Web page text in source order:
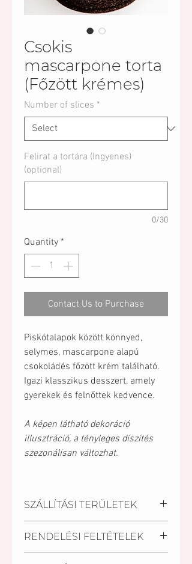
Csokis
mascarpone torta
(Főzött krémes)
Number of slices *
Felirat a tortára (Ingyenes)
(optional)
0/30
Quantity *
Contact Us to Purchase
Piskótalapok között könnyed,
selymes, mascarpone alapú
csokoládés főzött krém található.
Igazi klasszikus desszert, amely
gyerekek és felnőttek kedvence.
A képen látható dekoráció
illusztráció, a tényleges díszítés
szezonálisan változhat.
SZÁLLÍTÁSI TERÜLETEK
Pécs, Kozármisleny, Keszü,
Pellérd, Nagykozár.
RENDELÉSI FELTÉTELEK